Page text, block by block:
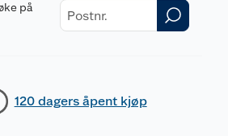
på
120 dagers åpent kjøp